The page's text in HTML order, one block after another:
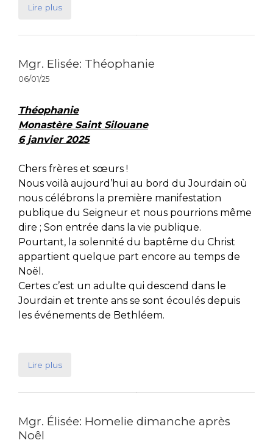
Lire plus
Mgr. Elisée: Théophanie
06/01/25
Théophanie
Monastère Saint Silouane
6 janvier 2025
Chers frères et sœurs !
Nous voilà aujourd’hui au bord du Jourdain où
nous célébrons la première manifestation
publique du Seigneur et nous pourrions même
dire ; Son entrée dans la vie publique.
Pourtant, la solennité du baptême du Christ
appartient quelque part encore au temps de
Noël.
Certes c’est un adulte qui descend dans le
Jourdain et trente ans se sont écoulés depuis
les événements de Bethléem.
Lire plus
Mgr. Élisée: Homelie dimanche après
Noêl